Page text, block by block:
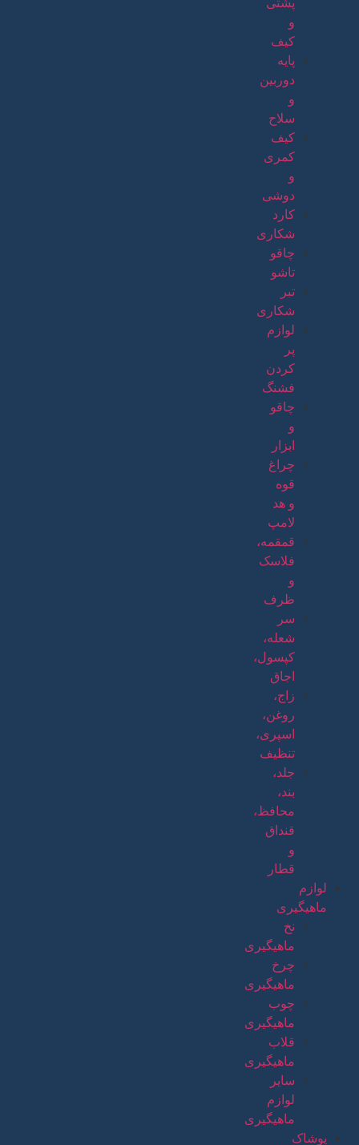
پشتی
و
کیف
پایه
دوربین
و
سلاح
کیف
کمری
و
دوشی
کارد
شکاری
چاقو
تاشو
تبر
شکاری
لوازم
پر
کردن
فشنگ
چاقو
و
ابزار
چراغ
قوه
و هد
لامپ
قمقمه،
فلاسک
و
ظرف
سر
شعله،
کپسول،
اجاق
زاج،
روغن،
اسپری،
تنظیف
جلد،
بند،
محافظ،
قنداق
و
قطار
لوازم
ماهیگیری
نخ
ماهیگیری
چرخ
ماهیگیری
چوب
ماهیگیری
قلاب
ماهیگیری
سایر
لوازم
ماهیگیری
پوشاک